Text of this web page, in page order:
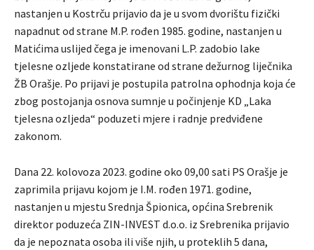
nastanjen u Kostrču prijavio da je u svom dvorištu fizički
napadnut od strane M.P. rođen 1985. godine, nastanjen u
Matićima uslijed čega je imenovani L.P. zadobio lake
tjelesne ozljede konstatirane od strane dežurnog liječnika
ŽB Orašje. Po prijavi je postupila patrolna ophodnja koja će
zbog postojanja osnova sumnje u počinjenje KD „Laka
tjelesna ozljeda“ poduzeti mjere i radnje predviđene
zakonom.
Dana 22. kolovoza 2023. godine oko 09,00 sati PS Orašje je
zaprimila prijavu kojom je I.M. rođen 1971. godine,
nastanjen u mjestu Srednja Špionica, općina Srebrenik
direktor poduzeća ZIN-INVEST d.o.o. iz Srebrenika prijavio
da je nepoznata osoba ili više njih, u proteklih 5 dana,